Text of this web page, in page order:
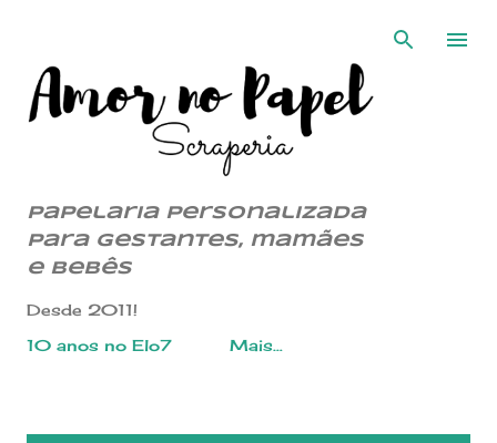
Papelaria Personalizada
para gestantes, mamães
e bebês
Desde 2011!
10 anos no Elo7
Mais…